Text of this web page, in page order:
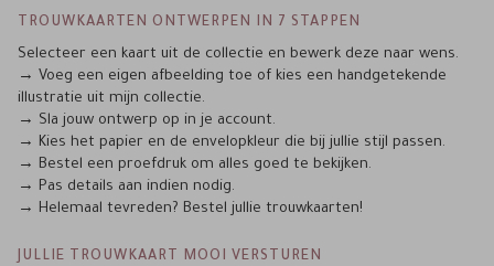
TROUWKAARTEN ONTWERPEN IN 7 STAPPEN
Selecteer een kaart uit de collectie en bewerk deze naar wens.
→ Voeg een eigen afbeelding toe of kies een handgetekende
illustratie uit mijn collectie.
→ Sla jouw ontwerp op in je account.
→ Kies het papier en de envelopkleur die bij jullie stijl passen.
→ Bestel een proefdruk om alles goed te bekijken.
→ Pas details aan indien nodig.
→ Helemaal tevreden? Bestel jullie trouwkaarten!
JULLIE TROUWKAART MOOI VERSTUREN